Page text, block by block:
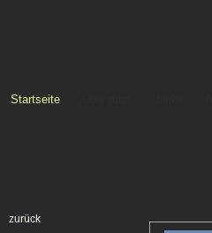
Startseite
zurück